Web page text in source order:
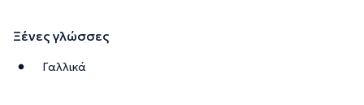
Ξένες γλώσσες
Γαλλικά